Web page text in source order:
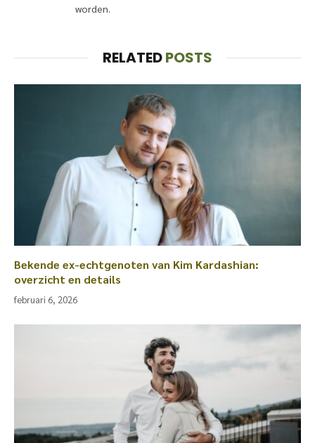
worden.
RELATEDPOSTS
Bekende ex-echtgenoten van Kim Kardashian:
overzicht en details
februari 6, 2026